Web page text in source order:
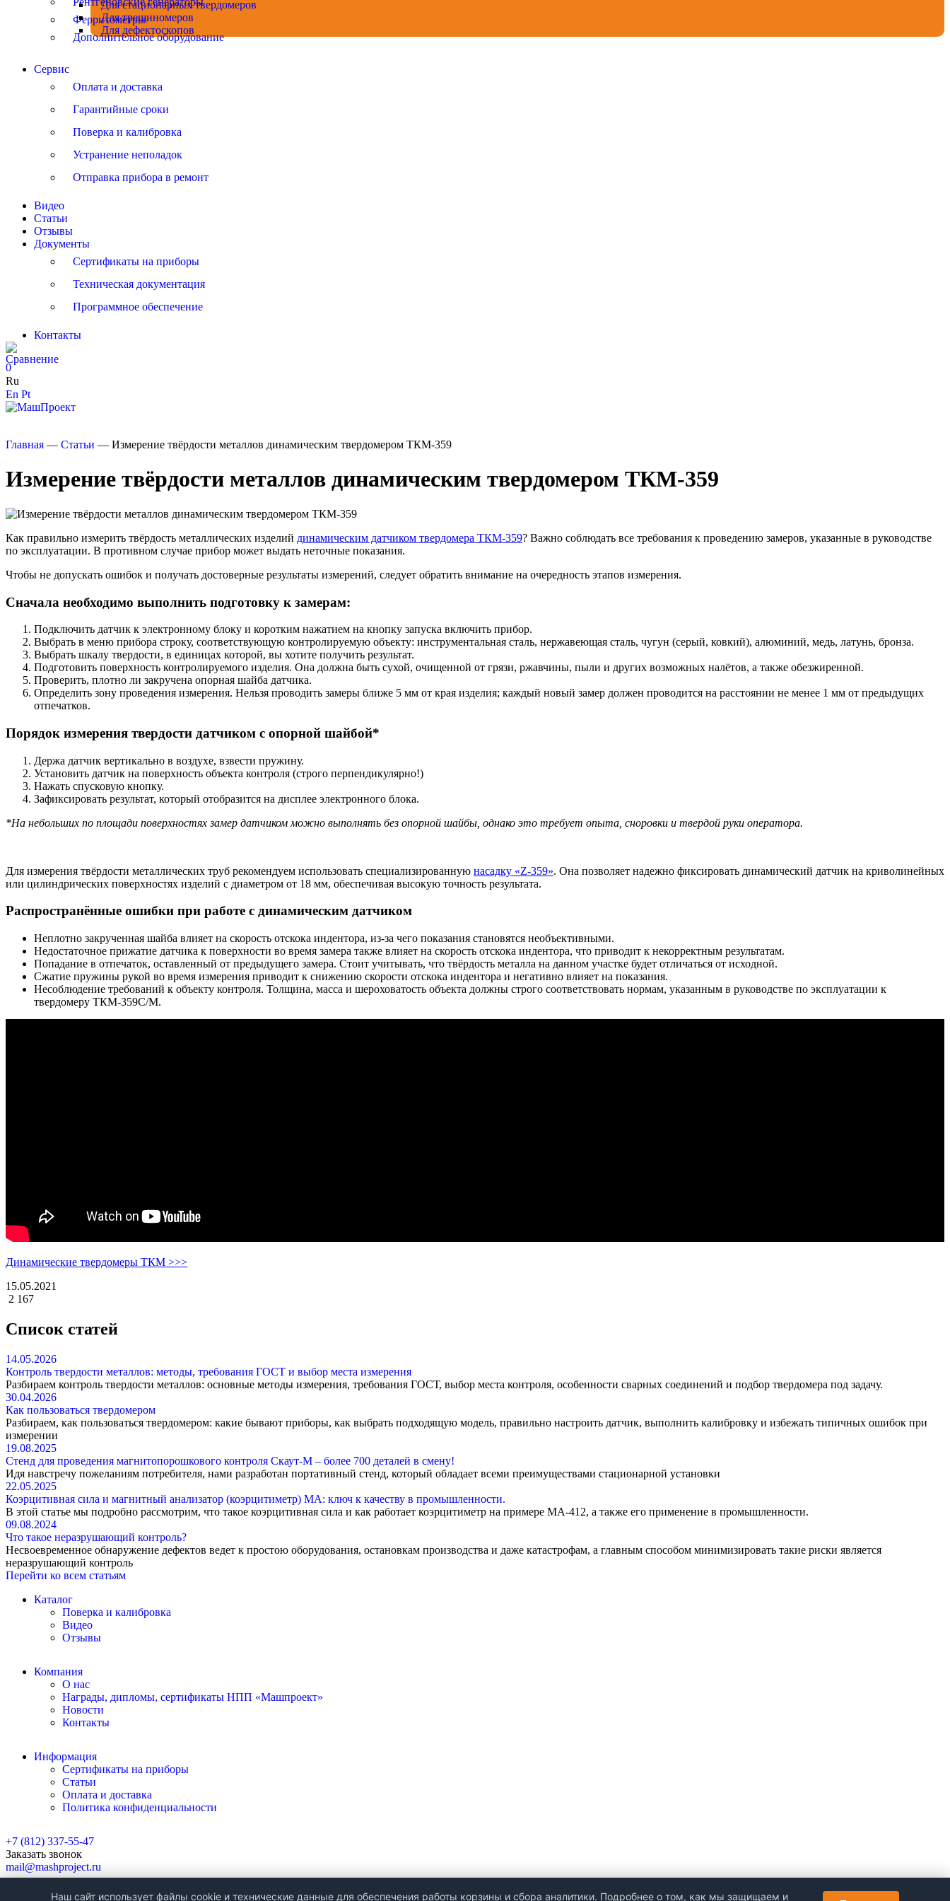
Ферритометры
Дополнительное оборудование
Для стационарных твердомеров
Для трещиномеров
Для дефектоскопов
Сервис
Оплата и доставка
Гарантийные сроки
Поверка и калибровка
Устранение неполадок
Отправка прибора в ремонт
Видео
Статьи
Отзывы
Документы
Сертификаты на приборы
Техническая документация
Программное обеспечение
Контакты
0
Ru
En Pt
Главная — Статьи — Измерение твёрдости металлов динамическим твердомером ТКМ-359
Измерение твёрдости металлов динамическим твердомером ТКМ-359
Как правильно измерить твёрдость металлических изделий динамическим датчиком твердомера ТКМ-359? Важно соблюдать все требования к проведению замеров, указанные в руководстве
по эксплуатации. В противном случае прибор может выдать неточные показания.
Чтобы не допускать ошибок и получать достоверные результаты измерений, следует обратить внимание на очередность этапов измерения.
Сначала необходимо выполнить подготовку к замерам:
Подключить датчик к электронному блоку и коротким нажатием на кнопку запуска включить прибор.
Выбрать в меню прибора строку, соответствующую контролируемую объекту: инструментальная сталь, нержавеющая сталь, чугун (серый, ковкий), алюминий, медь, латунь, бронза.
Выбрать шкалу твердости, в единицах которой, вы хотите получить результат.
Подготовить поверхность контролируемого изделия. Она должна быть сухой, очищенной от грязи, ржавчины, пыли и других возможных налётов, а также обезжиренной.
Проверить, плотно ли закручена опорная шайба датчика.
Определить зону проведения измерения. Нельзя проводить замеры ближе 5 мм от края изделия; каждый новый замер должен проводится на расстоянии не менее 1 мм от предыдущих
отпечатков.
Порядок измерения твердости датчиком с опорной шайбой*
Держа датчик вертикально в воздухе, взвести пружину.
Установить датчик на поверхность объекта контроля (строго перпендикулярно!)
Нажать спусковую кнопку.
Зафиксировать результат, который отобразится на дисплее электронного блока.
*На небольших по площади поверхностях замер датчиком можно выполнять без опорной шайбы, однако это требует опыта, сноровки и твердой руки оператора.
Для измерения твёрдости металлических труб рекомендуем использовать специализированную насадку «Z-359». Она позволяет надежно фиксировать динамический датчик на криволинейных
или цилиндрических поверхностях изделий с диаметром от 18 мм, обеспечивая высокую точность результата.
Распространённые ошибки при работе с динамическим датчиком
Неплотно закрученная шайба влияет на скорость отскока индентора, из-за чего показания становятся необъективными.
Недостаточное прижатие датчика к поверхности во время замера также влияет на скорость отскока индентора, что приводит к некорректным результатам.
Попадание в отпечаток, оставленный от предыдущего замера. Стоит учитывать, что твёрдость металла на данном участке будет отличаться от исходной.
Сжатие пружины рукой во время измерения приводит к снижению скорости отскока индентора и негативно влияет на показания.
Несоблюдение требований к объекту контроля. Толщина, масса и шероховатость объекта должны строго соответствовать нормам, указанным в руководстве по эксплуатации к
твердомеру ТКМ-359С/М.
Динамические твердомеры ТКМ >>>
15.05.2021
2 167
Список статей
14.05.2026
Контроль твердости металлов: методы, требования ГОСТ и выбор места измерения
Разбираем контроль твердости металлов: основные методы измерения, требования ГОСТ, выбор места контроля, особенности сварных соединений и подбор твердомера под задачу.
30.04.2026
Как пользоваться твердомером
Разбираем, как пользоваться твердомером: какие бывают приборы, как выбрать подходящую модель, правильно настроить датчик, выполнить калибровку и избежать типичных ошибок при
измерении
19.08.2025
Стенд для проведения магнитопорошкового контроля Скаут-М – более 700 деталей в смену!
Идя навстречу пожеланиям потребителя, нами разработан портативный стенд, который обладает всеми преимуществами стационарной установки
22.05.2025
Коэрцитивная сила и магнитный анализатор (коэрцитиметр) МА: ключ к качеству в промышленности.
В этой статье мы подробно рассмотрим, что такое коэрцитивная сила и как работает коэрцитиметр на примере МА-412, а также его применение в промышленности.
09.08.2024
Что такое неразрушающий контроль?
Несвоевременное обнаружение дефектов ведет к простою оборудования, остановкам производства и даже катастрофам, а главным способом минимизировать такие риски является
неразрушающий контроль
Перейти ко всем статьям
Каталог
Поверка и калибровка
Видео
Отзывы
Компания
О нас
Награды, дипломы, сертификаты НПП «Машпроект»
Новости
Контакты
Информация
Сертификаты на приборы
Статьи
Оплата и доставка
Политика конфиденциальности
+7 (812) 337-55-47
Заказать звонок
mail@mashproject.ru
Санкт-Петербург, ул. Ватутина, д. 17, лит. К
Наш сайт использует файлы cookie и технические данные для обеспечения работы корзины и сбора аналитики. Подробнее о том, как мы защищаем и